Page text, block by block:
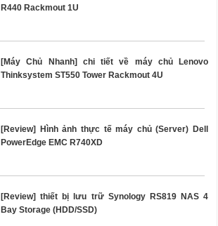
R440 Rackmout 1U
[Máy Chủ Nhanh] chi tiết về máy chủ Lenovo
Thinksystem ST550 Tower Rackmout 4U
[Review] Hình ảnh thực tế máy chủ (Server) Dell
PowerEdge EMC R740XD
[Review] thiết bị lưu trữ Synology RS819 NAS 4
Bay Storage (HDD/SSD)